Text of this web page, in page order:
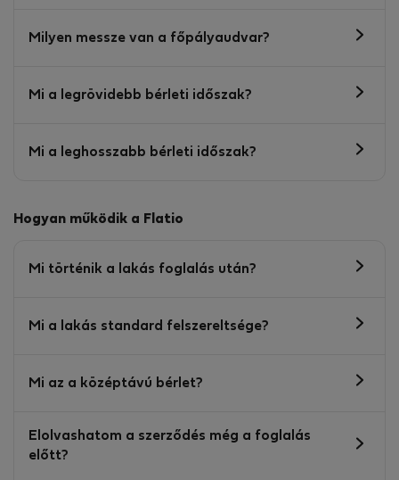
Milyen messze van a főpályaudvar?
Mi a legrövidebb bérleti időszak?
Mi a leghosszabb bérleti időszak?
Hogyan működik a Flatio
Mi történik a lakás foglalás után?
Mi a lakás standard felszereltsége?
Mi az a középtávú bérlet?
Elolvashatom a szerződés még a foglalás
előtt?